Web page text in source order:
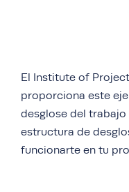
El Institute of
proporciona este
desglose del trabajo
estructura de
funcionarte en tu